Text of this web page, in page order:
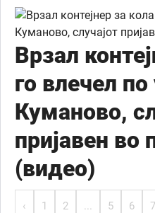
Врзал
го влечел
Куманово,
пријавен во
(видео)
‹ 1 2 ... 5 6 7